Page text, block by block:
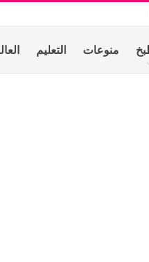
منوعات التعليم